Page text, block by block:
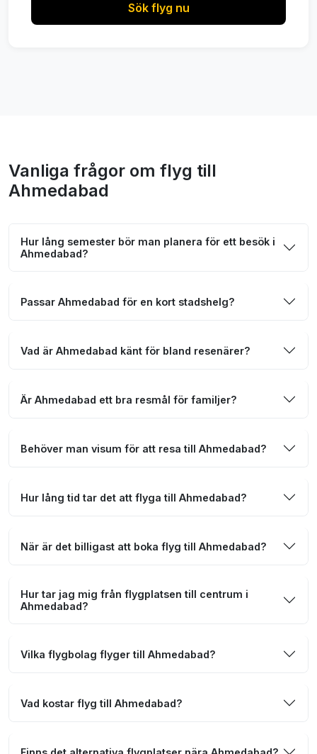
Sök flyg nu
Vanliga frågor om flyg till
Ahmedabad
Hur lång semester bör man planera för ett besök i
Ahmedabad?
Passar Ahmedabad för en kort stadshelg?
Vad är Ahmedabad känt för bland resenärer?
Är Ahmedabad ett bra resmål för familjer?
Behöver man visum för att resa till Ahmedabad?
Hur lång tid tar det att flyga till Ahmedabad?
När är det billigast att boka flyg till Ahmedabad?
Hur tar jag mig från flygplatsen till centrum i
Ahmedabad?
Vilka flygbolag flyger till Ahmedabad?
Vad kostar flyg till Ahmedabad?